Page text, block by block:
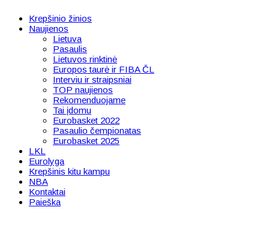
Krepšinio žinios
Naujienos
Lietuva
Pasaulis
Lietuvos rinktinė
Europos taurė ir FIBA ČL
Interviu ir straipsniai
TOP naujienos
Rekomenduojame
Tai įdomu
Eurobasket 2022
Pasaulio čempionatas
Eurobasket 2025
LKL
Eurolyga
Krepšinis kitu kampu
NBA
Kontaktai
Paieška